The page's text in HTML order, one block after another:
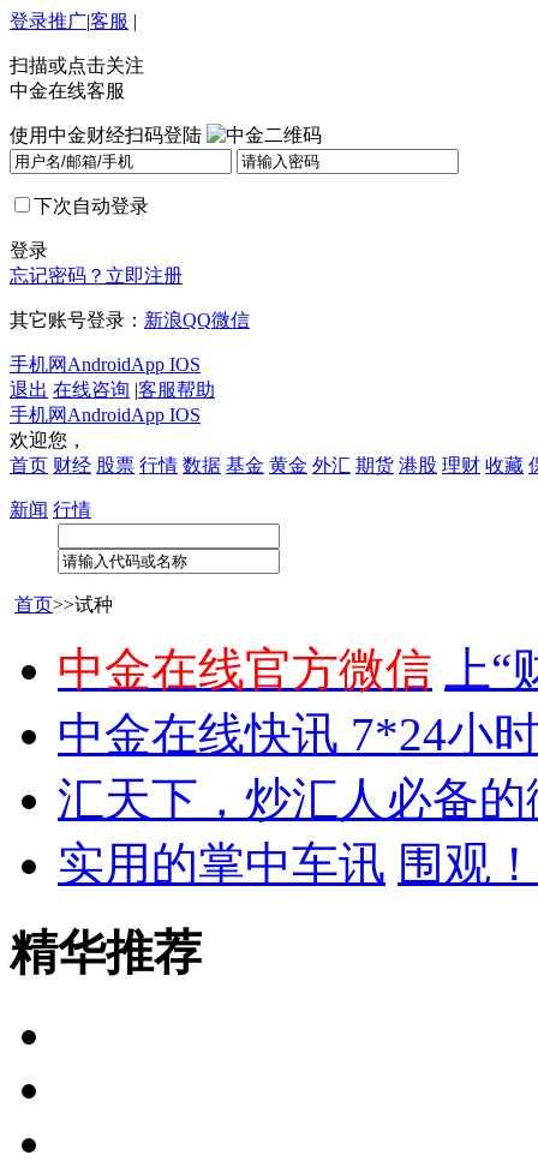
登录推广|客服 |
扫描或点击关注
中金在线客服
使用中金财经扫码登陆
下次自动登录
登录
忘记密码？ 立即注册
其它账号登录： 新浪QQ微信
手机网 AndroidApp IOS
退出 在线咨询 |客服帮助
手机网 AndroidApp IOS
欢迎您，
首页 财经 股票 行情 数据 基金 黄金 外汇 期货 港股 理财 收藏
新闻 行情
首页>>试种
中金在线官方微信
上
中金在线快讯 7*24小
汇天下，炒汇人必备
实用的掌中车讯 围观
精华推荐